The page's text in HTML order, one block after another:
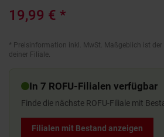
19,99 € *
* Preisinformation inkl. MwSt. Maßgeblich ist der
deiner Filiale.
In 7 ROFU-Filialen verfügbar
Finde die nächste ROFU-Filiale mit
Filialen mit Bestand anzeigen